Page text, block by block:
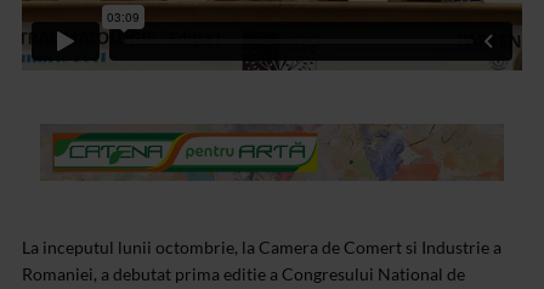
La inceputul lunii octombrie, la Camera de Comert si Industrie a
Romaniei, a debutat prima editie a Congresului National de